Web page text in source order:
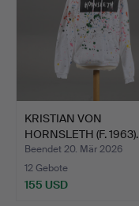
KRISTIAN VON
HORNSLETH (F. 1963).
Hoodie m…
Beendet 20. Mär 2026
12 Gebote
155 USD